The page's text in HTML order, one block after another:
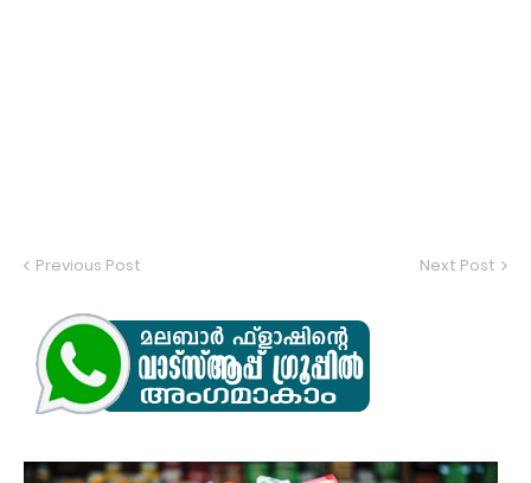
Previous Post Next Post